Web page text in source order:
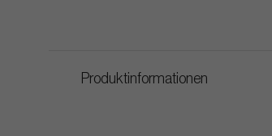
Produktinformationen